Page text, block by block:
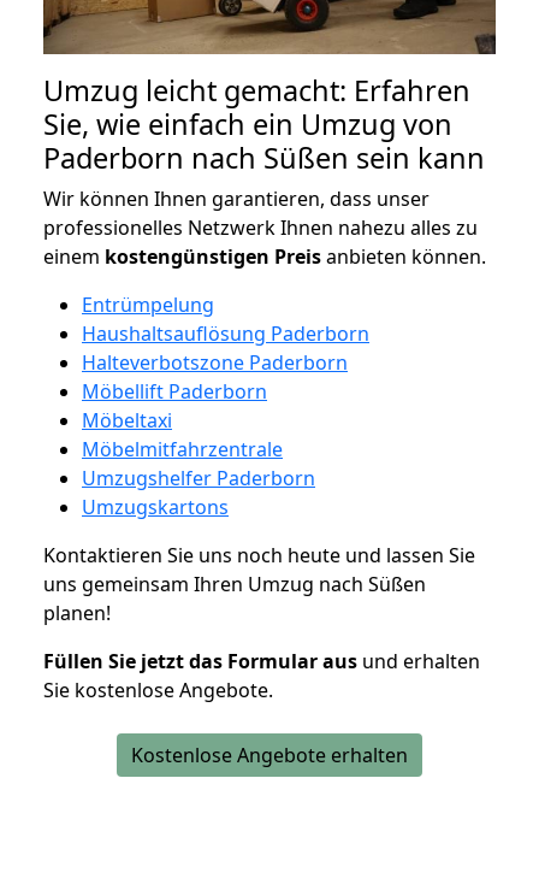
Umzug leicht gemacht: Erfahren
Sie, wie einfach ein Umzug von
Paderborn nach Süßen sein kann
Wir können Ihnen garantieren, dass unser
professionelles Netzwerk Ihnen nahezu alles zu
einem kostengünstigen Preisanbieten können.
Entrümpelung
Haushaltsauflösung Paderborn
Halteverbotszone Paderborn
Möbellift Paderborn
Möbeltaxi
Möbelmitfahrzentrale
Umzugshelfer Paderborn
Umzugskartons
Kontaktieren Sie uns noch heute und lassen Sie
uns gemeinsam Ihren Umzug nach Süßen
planen!
Füllen Sie jetzt das Formular aus und erhalten
Sie kostenlose Angebote.
Kostenlose Angebote erhalten